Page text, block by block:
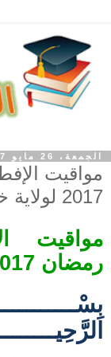
الجمعة، 26 مايو 2017
مواقيت
2017 لولاية خنشلــة
مواقيت
رمضان 2017 لولاية خنشلــة